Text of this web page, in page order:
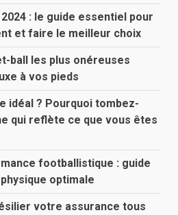
: le guide essentiel pour
et faire le meilleur choix
ball les plus onéreuses
à vos pieds
idéal ? Pourquoi tombez-
qui reflète ce que vous êtes
footballistique : guide
optimale
votre assurance tous